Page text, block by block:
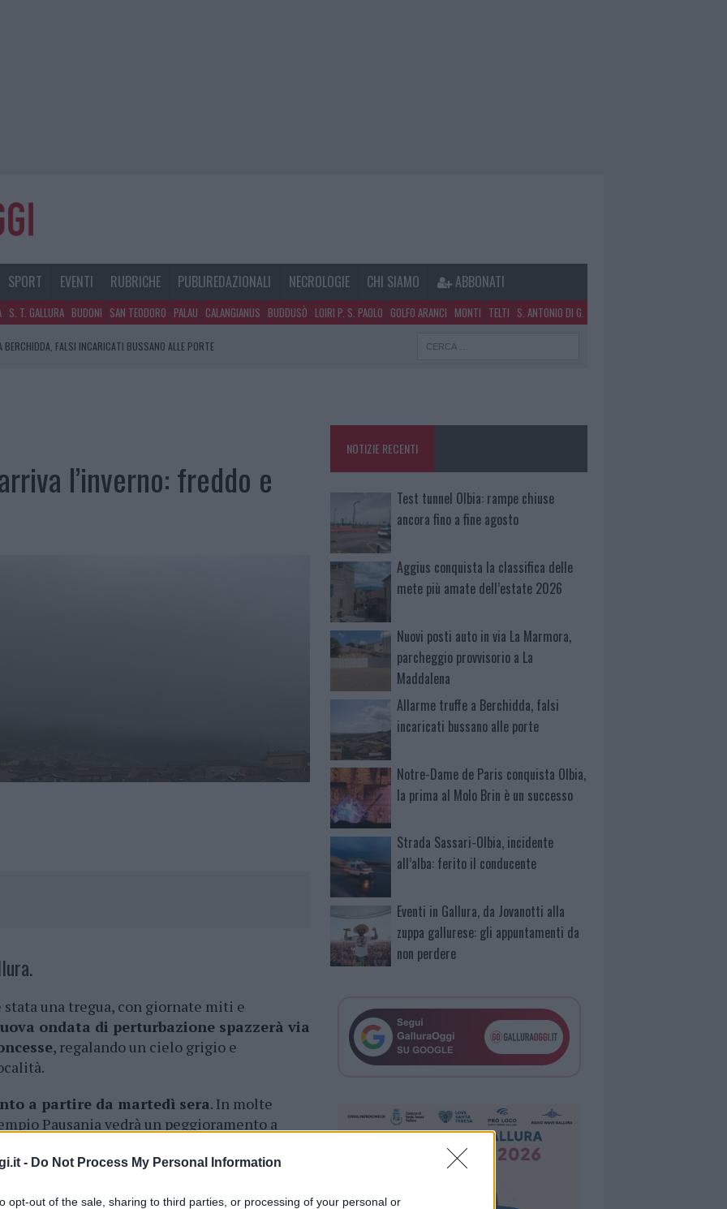
- Do Not Process My Personal Information
opt-out of the sale, sharing to third parties, or processing of your personal or
SPORT EVENTI RUBRICHE PUBLIREDAZIONALI NECROLOGIE CHI SIAMO ABBONATI
S. T. GALLURA BUDONI SAN TEODORO PALAU CALANGIANUS BUDDUSÒ LOIRI P. S. PAOLO GOLFO ARANCI MONTI TELTI S. ANTONIO DI G.
BERCHIDDA, FALSI INCARICATI BUSSANO ALLE PORTE
l’inverno: freddo e
una tregua, con giornate miti e
ondata di perturbazione spazzerà via
, regalando un cielo grigio e
a partire da martedì sera. In molte
Pausania vedrà un peggioramento a
giornata di mercoledì, dove verso la sera
a carattere nevoso e temperature di
a Olbia ma pioverà solo mercoledì.
NOTIZIE RECENTI
Test tunnel Olbia: rampe chiuse
ancora fino a fine agosto
Aggius conquista la classifica delle
mete più amate dell’estate 2026
Nuovi posti auto in via La Marmora,
parcheggio provvisorio a La
Maddalena
Allarme truffe a Berchidda, falsi
incaricati bussano alle porte
Notre-Dame de Paris conquista Olbia,
la prima al Molo Brin è un successo
Strada Sassari-Olbia, incidente
all’alba: ferito il conducente
Eventi in Gallura, da Jovanotti alla
zuppa gallurese: gli appuntamenti da
non perdere